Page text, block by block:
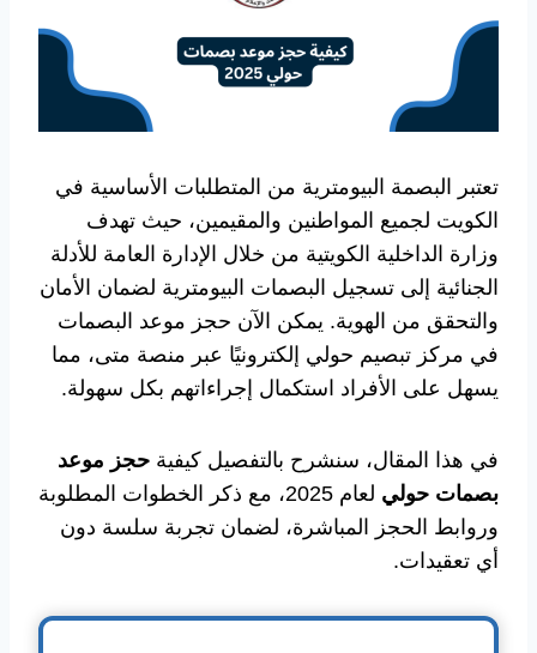
تعتبر البصمة البيومترية من المتطلبات الأساسية في
الكويت لجميع المواطنين والمقيمين، حيث تهدف
وزارة الداخلية الكويتية من خلال الإدارة العامة للأدلة
الجنائية إلى تسجيل البصمات البيومترية لضمان الأمان
والتحقق من الهوية. يمكن الآن حجز موعد البصمات
في مركز تبصيم حولي إلكترونيًا عبر منصة متى، مما
يسهل على الأفراد استكمال إجراءاتهم بكل سهولة.
في هذا المقال، سنشرح بالتفصيل كيفية حجز موعد
بصمات حولي
لعام 2025، مع ذكر الخطوات المطلوبة
وروابط الحجز المباشرة، لضمان تجربة سلسة دون
أي تعقيدات.